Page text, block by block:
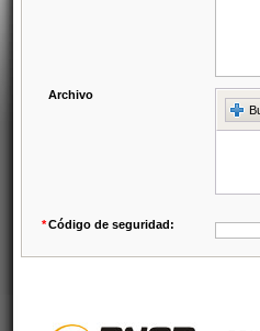
Archivo
*Código de seguridad: